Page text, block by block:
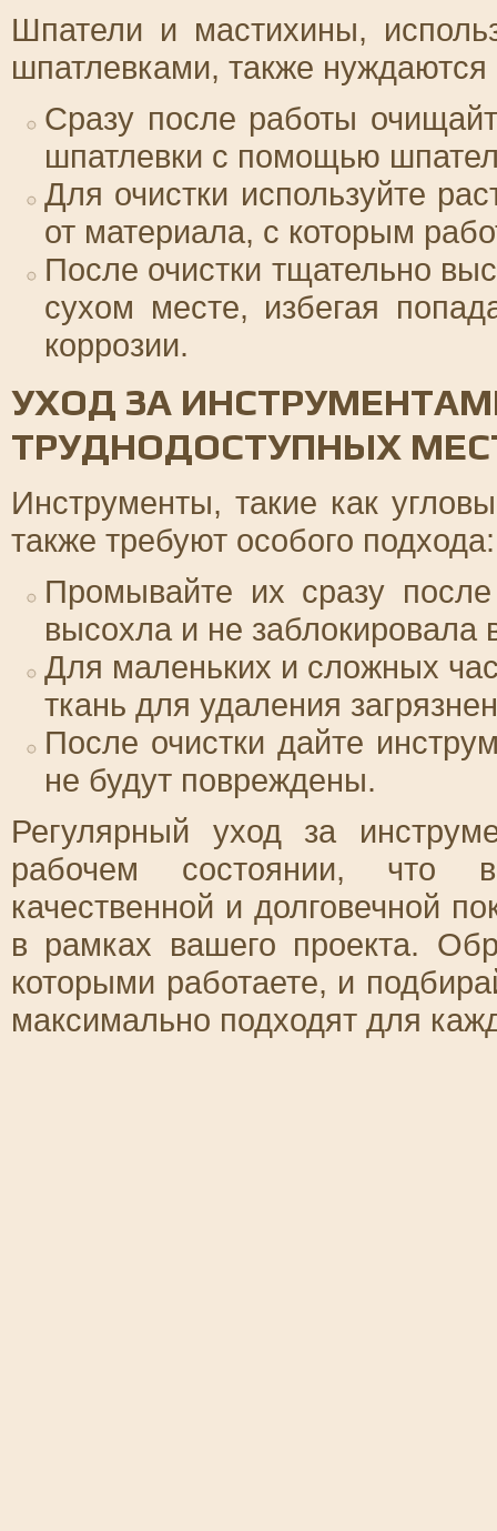
Шпатели и мастихины,
шпатлевками, также нуждаются
Сразу после работы
шпатлевки с помощью
Для очистки используйте
от материала, с которым
После очистки тщательно
сухом месте, избегая
коррозии.
УХОД ЗА
ТРУДНОДОСТУПНЫХ
Инструменты, такие как
также требуют особого подхода:
Промывайте их сразу
высохла и не заблокировала
Для маленьких и сложных
ткань для удаления
После очистки дайте
не будут повреждены.
Регулярный уход за
рабочем состоянии, что
качественной и долговечной
в рамках вашего проекта.
которыми работаете, и
максимально подходят для